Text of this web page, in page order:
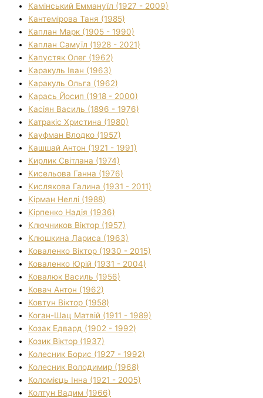
Камінський Еммануїл (1927 - 2009)
Кантемірова Таня (1985)
Каплан Марк (1905 - 1990)
Каплан Самуїл (1928 - 2021)
Капустяк Олег (1962)
Каракуль Іван (1963)
Каракуль Ольга (1962)
Карась Йосип (1918 - 2000)
Касіян Василь (1896 - 1976)
Катракіс Христина (1980)
Кауфман Влодко (1957)
Кашшай Антон (1921 - 1991)
Кирлик Світлана (1974)
Кисельова Ганна (1976)
Кислякова Галина (1931 - 2011)
Кірман Неллі (1988)
Кірпенко Надія (1936)
Ключников Віктор (1957)
Клюшкина Лариса (1963)
Коваленко Віктор (1930 - 2015)
Коваленко Юрій (1931 - 2004)
Ковалюк Василь (1956)
Ковач Антон (1962)
Ковтун Віктор (1958)
Коган-Шац Матвій (1911 - 1989)
Козак Едвард (1902 - 1992)
Козик Віктор (1937)
Колесник Борис (1927 - 1992)
Колесник Володимир (1968)
Коломієць Інна (1921 - 2005)
Колтун Вадим (1966)